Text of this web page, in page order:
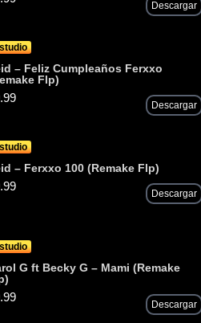
Descargar
– Feliz Cumpleaños Ferxxo
Flp)
Descargar
– Ferxxo 100 (Remake Flp)
Descargar
G ft Becky G – Mami (Remake
Descargar